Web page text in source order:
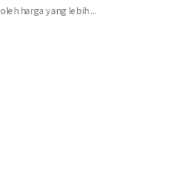
harga yang lebih ...